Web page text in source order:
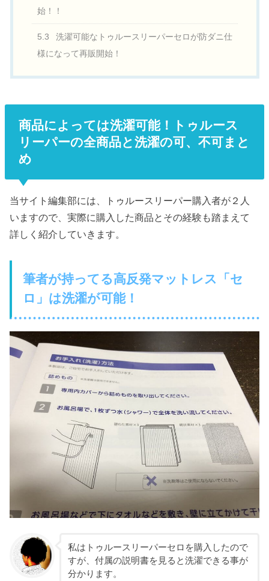
始！！
5.3
洗濯可能なトゥルースリーパーセロが防ダニ仕
様になって再販開始！
商品によっては洗濯可能！トゥルース
リーパーの全商品と洗濯の可、不可まと
め
当サイト編集部には、トゥルースリーパー購入者が２人
いますので、実際に購入した商品とその経験も踏まえて
詳しく紹介していきます。
筆者が持ってる高反発マットレス「セ
ロ」は洗濯が可能！
私はトゥルースリーパーセロを購入したので
すが、付属の説明書を見ると洗濯できる事が
分かります。